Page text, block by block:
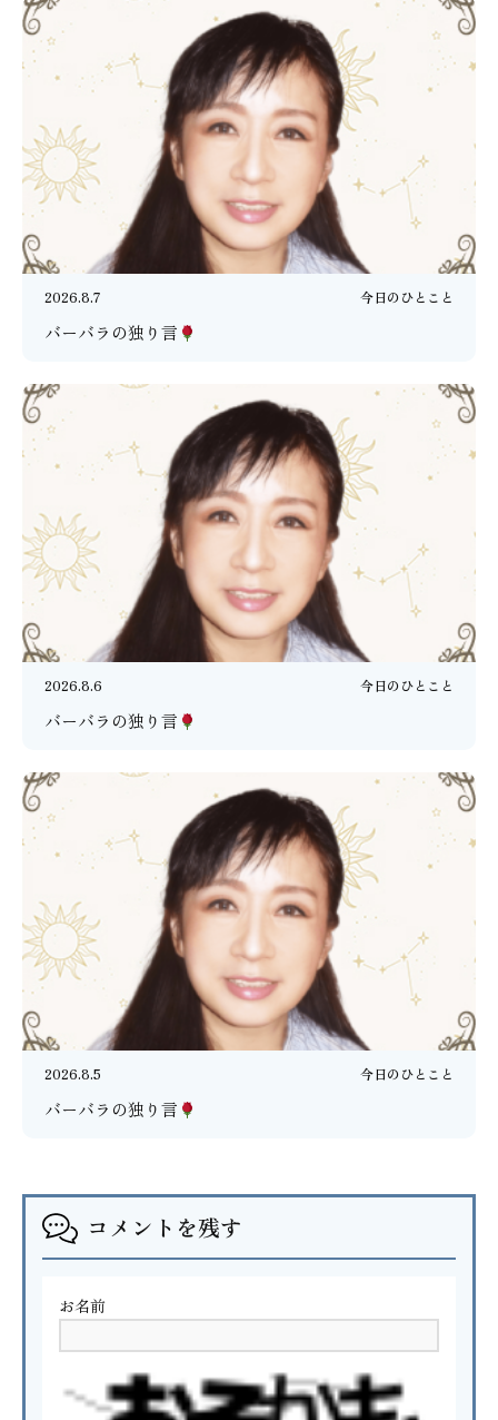
2026.8.7 今日のひとこと
バーバラの独り言
2026.8.6 今日のひとこと
バーバラの独り言
2026.8.5 今日のひとこと
バーバラの独り言
コメントを残す
お名前